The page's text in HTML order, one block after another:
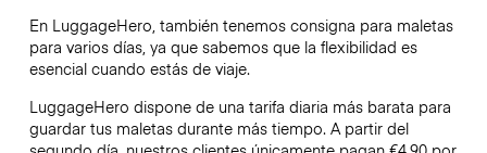
En LuggageHero, también tenemos consigna para maletas
para varios días, ya que sabemos que la flexibilidad es
esencial cuando estás de viaje.
LuggageHero dispone de una tarifa diaria más barata para
guardar tus maletas durante más tiempo. A partir del